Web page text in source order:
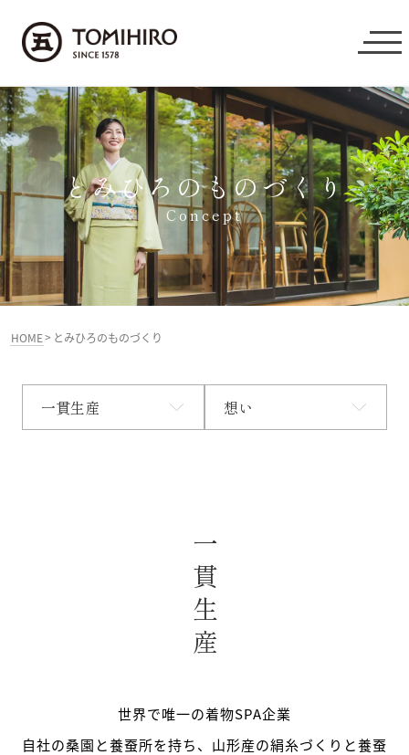
とみひろのものづくり
Concept
HOME> とみひろのものづくり
一貫生産 想い
一貫生産
世界で唯一の着物SPA企業
自社の桑園と養蚕所を持ち、山形産の絹糸づくりと養蚕